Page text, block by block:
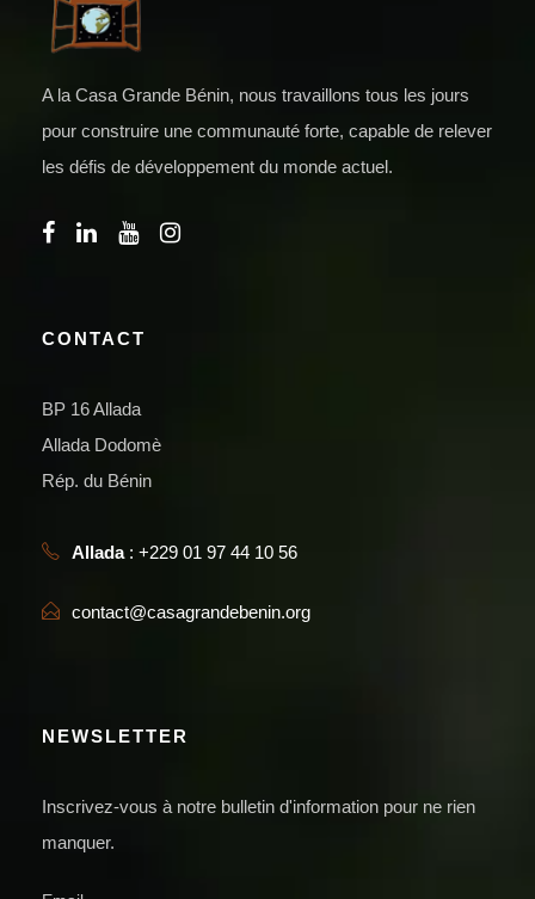
A la Casa Grande Bénin, nous travaillons tous les jours
pour construire une communauté forte, capable de relever
les défis de développement du monde actuel.
CONTACT
BP 16 Allada
Allada Dodomè
Rép. du Bénin
Allada: +229 01 97 44 10 56
contact@casagrandebenin.org
NEWSLETTER
Inscrivez-vous à notre bulletin d'information pour ne rien
manquer.